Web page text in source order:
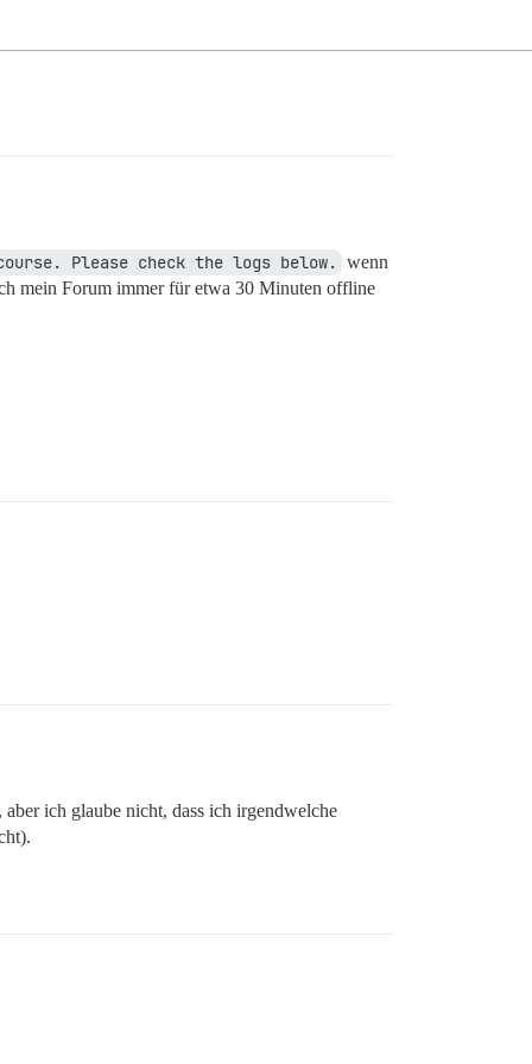
Please check the logs below. wenn
mein Forum immer für etwa 30 Minuten offline
ich glaube nicht, dass ich irgendwelche